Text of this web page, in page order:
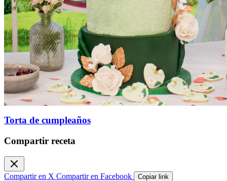
Torta de cumpleaños
Compartir receta
Compartir en X Compartir en Facebook Copiar link